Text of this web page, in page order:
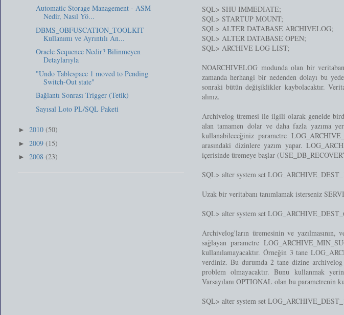
SQL> SHU IMMEDIATE;
SQL> STARTUP MOUNT;
SQL> ALTER DATABASE ARCHIVELOG;
SQL> ALTER DATABASE OPEN;
SQL> ARCHIVE LOG LIST;
NOARCHIVELOG modunda olan bir
zamanda herhangi bir nedenden dolayı bu
sonraki bütün değişiklikler kaybolacaktır.
alınız.
Archivelog üremesi ile ilgili olarak genelde
alan tamamen dolar ve daha fazla yazıma
kullanabileceğiniz parametre
arasındaki dizinlere yazım yapar.
içerisinde üremeye başlar
SQL> alter system set
Uzak bir veritabanı tanımlamak isterseniz
SQL> alter system set
Archivelog'ların üremesinin ve
sağlayan parametre
kullanılamayacaktır. Örneğin 3 tane
verdiniz. Bu durumda 2 tane dizine
problem olmayacaktır. Bunu kullanmak
Varsayılanı OPTIONAL olan bu parametrenin
SQL> alter system set
Automatic Storage Management - ASM
Nedir, Nasıl Yö...
DBMS_OBFUSCATION_TOOLKIT
Kullanımı ve Ayrıntılı An...
Oracle Sequence Nedir? Bilinmeyen
Detaylarıyla
"Undo Tablespace 1 moved to Pending
Switch-Out state"
Bağlantı Sonrası Trigger (Tetik)
Sayısal Loto PL/SQL Paketi
► 2010 (50)
► 2009 (15)
► 2008 (23)